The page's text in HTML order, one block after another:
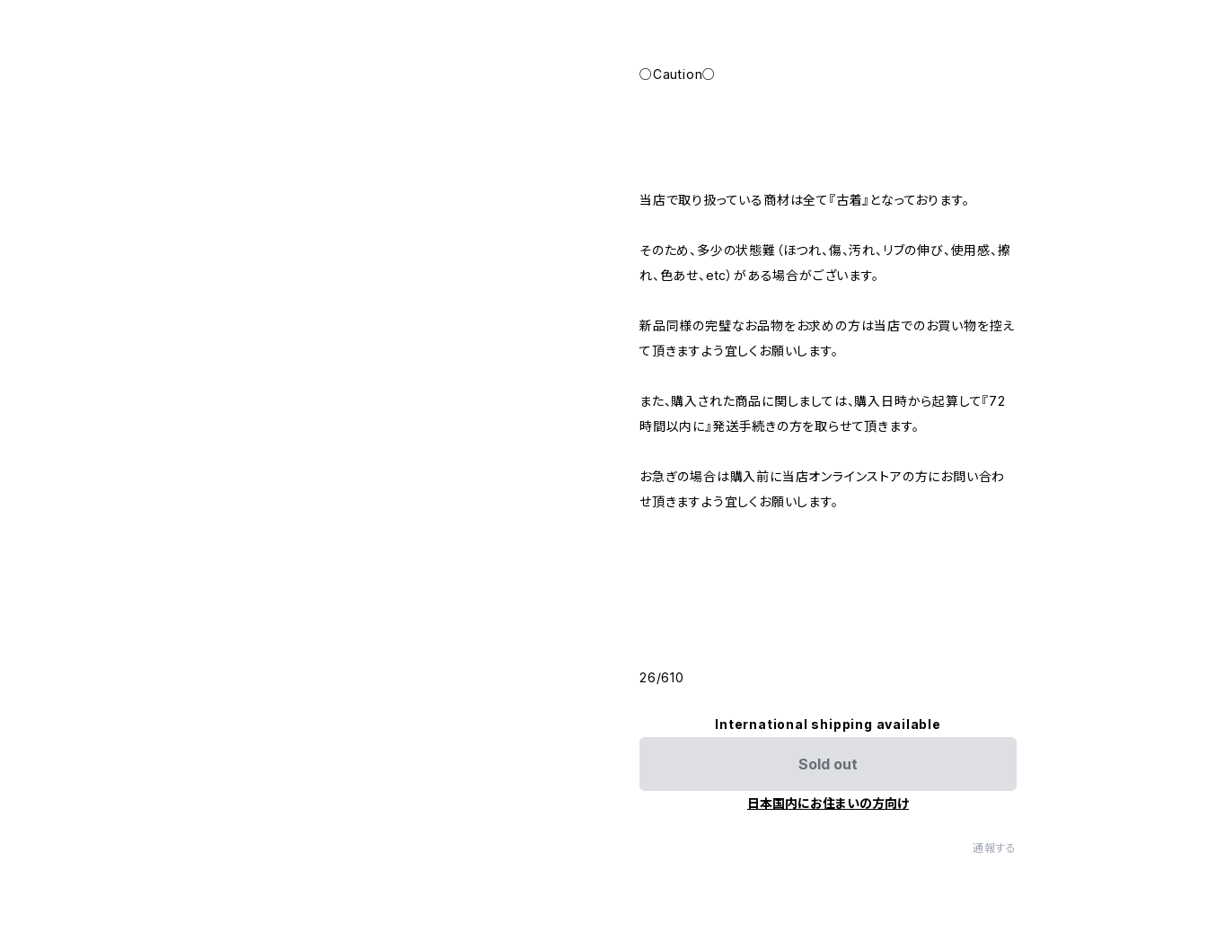
○Caution○
当店で取り扱っている商材は全て『古着』となっております。
そのため、多少の状態難（ほつれ、傷、汚れ、リブの伸び、使用感、擦
れ、色あせ、etc）がある場合がございます。
新品同様の完璧なお品物をお求めの方は当店でのお買い物を控え
て頂きますよう宜しくお願いします。
また、購入された商品に関しましては、購入日時から起算して『72
時間以内に』発送手続きの方を取らせて頂きます。
お急ぎの場合は購入前に当店オンラインストアの方にお問い合わ
せ頂きますよう宜しくお願いします。
26/610
International shipping available
Sold out
日本国内にお住まいの方向け
通報する